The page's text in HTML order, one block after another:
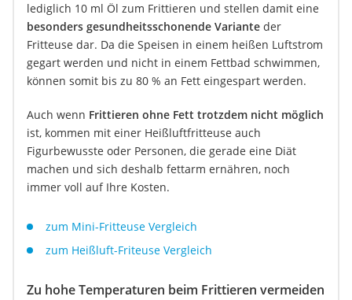
lediglich 10 ml Öl zum Frittieren und stellen damit eine
besonders gesundheitsschonende Variante der
Fritteuse dar. Da die Speisen in einem heißen Luftstrom
gegart werden und nicht in einem Fettbad schwimmen,
können somit bis zu 80 % an Fett eingespart werden.
Auch wenn Frittieren ohne Fett trotzdem nicht möglich
ist, kommen mit einer Heißluftfritteuse auch
Figurbewusste oder Personen, die gerade eine Diät
machen und sich deshalb fettarm ernähren, noch
immer voll auf Ihre Kosten.
zum Mini-Fritteuse Vergleich
zum Heißluft-Friteuse Vergleich
Zu hohe Temperaturen beim Frittieren vermeiden